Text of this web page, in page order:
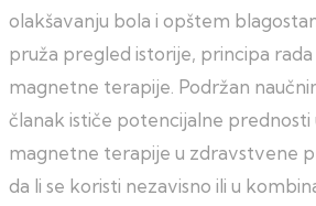
olakšavanju bola i opštem
pruža pregled istorije, principa
magnetne terapije. Podržan
članak ističe potencijalne prednosti
magnetne terapije u zdravstvene
da li se koristi nezavisno ili u